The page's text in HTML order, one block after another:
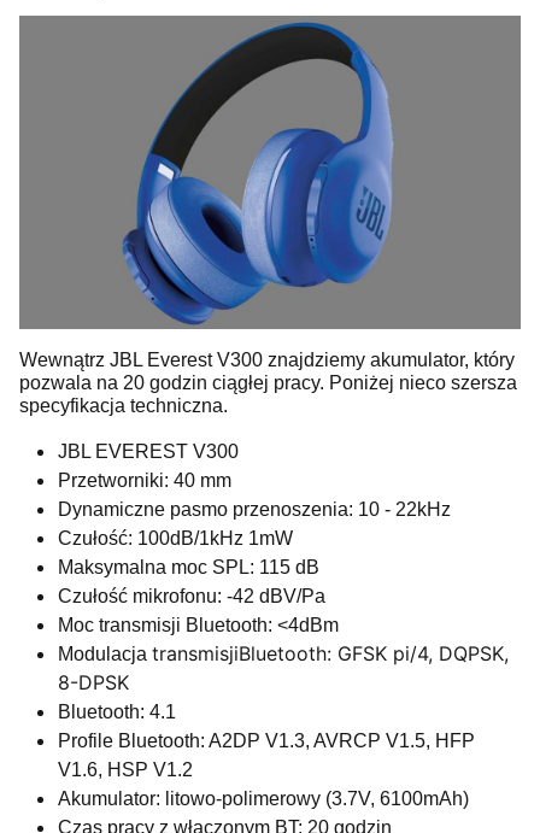
Wewnątrz JBL Everest V300 znajdziemy akumulator, który
pozwala na 20 godzin ciągłej pracy. Poniżej nieco szersza
specyfikacja techniczna.
JBL EVEREST V300
Przetworniki: 40 mm
Dynamiczne pasmo przenoszenia: 10 - 22kHz
Czułość: 100dB/1kHz 1mW
Maksymalna moc SPL: 115 dB
Czułość mikrofonu: -42 dBV/Pa
Moc transmisji Bluetooth: <4dBm
Modulacja transmisjiBluetooth: GFSK pi/4, DQPSK,
8-DPSK
Bluetooth: 4.1
Profile Bluetooth: A2DP V1.3, AVRCP V1.5, HFP
V1.6, HSP V1.2
Akumulator: litowo-polimerowy (3.7V, 6100mAh)
Czas pracy z włączonym BT: 20 godzin